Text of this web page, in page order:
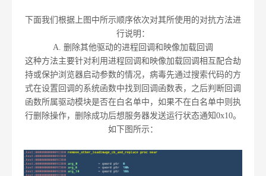
下面我们根据上图中所示顺序依次对其所使用的对抗方法进
行说明：
A. 删除其他驱动的进程回调和映像加载回调
这种方法主要针对利用进程回调和映像加载回调相互配合劫
持或保护浏览器启动参数的情况，病毒先通过搜索代码的方
式在设置回调的系统函数中找到回调函数表，之后判断回调
函数所属驱动模块是否在白名单中，如果不在白名单中则执
行删除操作，删除成功后想服务器发送运行状态通知0x10。
如下图所示：